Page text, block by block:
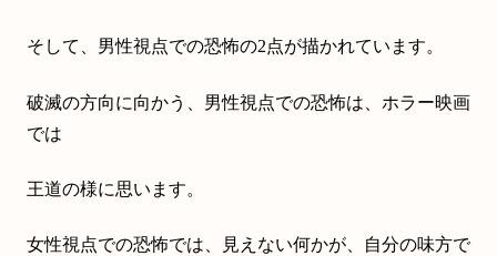
そして、男性視点での恐怖の2点が描かれています。
破滅の方向に向かう、男性視点での恐怖は、ホラー映画
では
王道の様に思います。
女性視点での恐怖では、見えない何かが、自分の味方で